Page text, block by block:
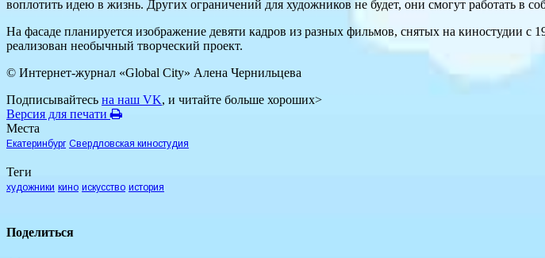
воплотить идею в жизнь. Других ограничений для художников не будет, они смогут работать в
На фасаде планируется изображение девяти кадров из разных фильмов, снятых на киностудии с
реализован необычный творческий проект.
© Интернет-журнал «Global City» Алена Чернильцева
Подписывайтесь на наш VK, и читайте больше хороших>
Версия для печати
Места
Екатеринбург Свердловская киностудия
Теги
художники кино искусство история
Поделиться